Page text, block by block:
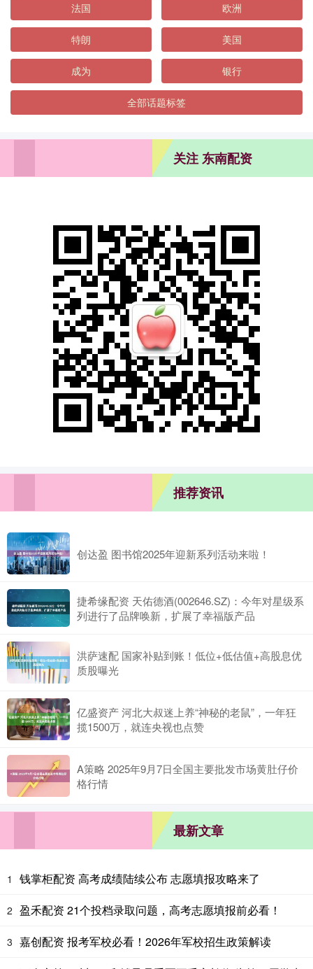
法国 欧洲
特朗 美国
成为 银行
全部话题标签
关注 东南配资
推荐资讯
创达盈 图书馆2025年迎新系列活动来啦！
捷希缘配资 天佑德酒(002646.SZ)：今年对星级系
列进行了品牌唤新，扩展了幸福版产品
洪萨速配 国家补贴到账！低位+低估值+高股息优
质股曝光
亿盛资产 河北大叔迷上养“神秘的老鼠”，一年狂
揽1500万，就连央视也点赞
A策略 2025年9月7日全国主要批发市场黄肚仔价
格行情
最新文章
1 钱掌柜配资 高考成绩陆续公布 志愿填报攻略来了
2 盈禾配资 21个投档录取问题，高考志愿填报前必看！
3 嘉创配资 报考军校必看！2026年军校招生政策解读